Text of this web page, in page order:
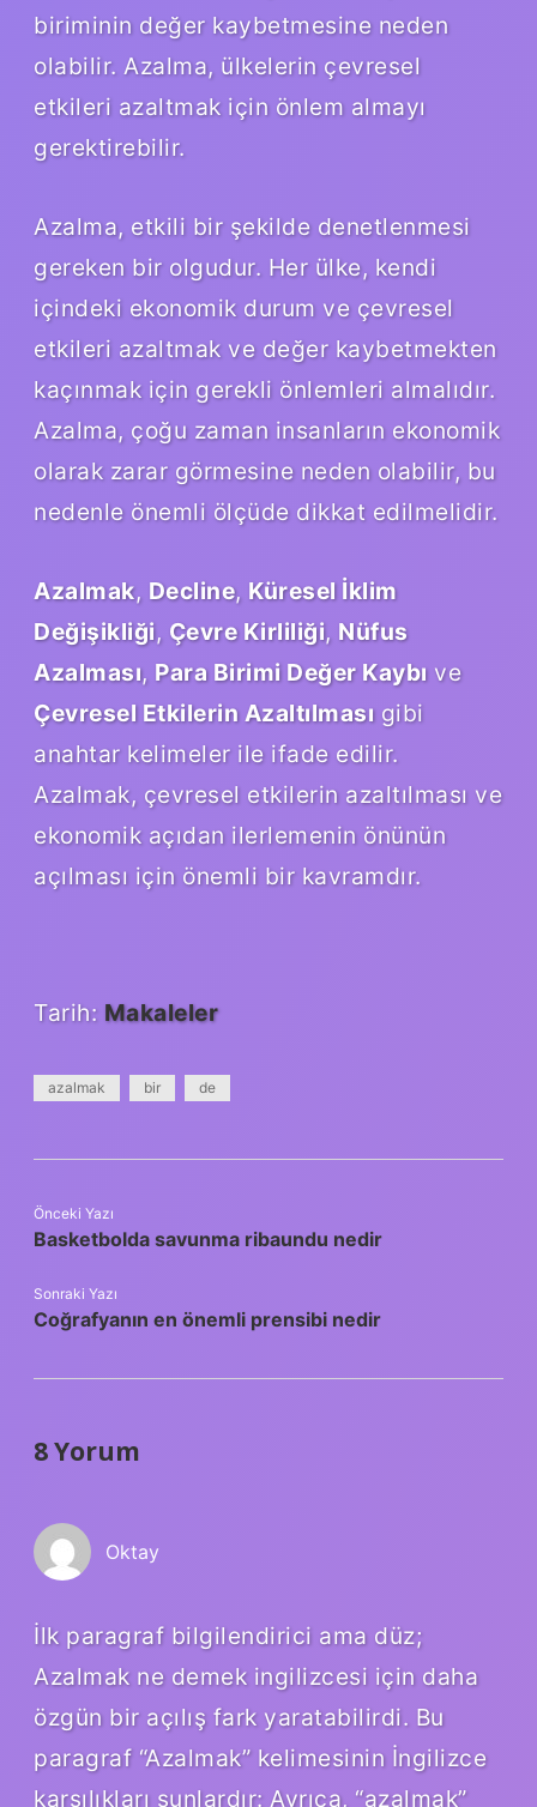
biriminin değer kaybetmesine neden
olabilir. Azalma, ülkelerin çevresel
etkileri azaltmak için önlem almayı
gerektirebilir.
Azalma, etkili bir şekilde denetlenmesi
gereken bir olgudur. Her ülke, kendi
içindeki ekonomik durum ve çevresel
etkileri azaltmak ve değer kaybetmekten
kaçınmak için gerekli önlemleri almalıdır.
Azalma, çoğu zaman insanların ekonomik
olarak zarar görmesine neden olabilir, bu
nedenle önemli ölçüde dikkat edilmelidir.
Azalmak, Decline, Küresel İklim
Değişikliği, Çevre Kirliliği, Nüfus
Azalması, Para Birimi Değer Kaybıve
Çevresel Etkilerin Azaltılmasıgibi
anahtar kelimeler ile ifade edilir.
Azalmak, çevresel etkilerin azaltılması ve
ekonomik açıdan ilerlemenin önünün
açılması için önemli bir kavramdır.
Tarih: Makaleler
azalmak bir de
Önceki Yazı
Basketbolda savunma ribaundu nedir
Sonraki Yazı
Coğrafyanın en önemli prensibi nedir
8 Yorum
Oktay
İlk paragraf bilgilendirici ama düz;
Azalmak ne demek ingilizcesi için daha
özgün bir açılış fark yaratabilirdi. Bu
paragraf “Azalmak” kelimesinin İngilizce
karşılıkları şunlardır: Ayrıca, “azalmak”